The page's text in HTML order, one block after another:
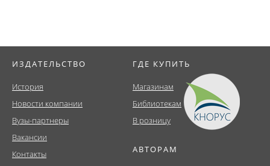
ИЗДАТЕЛЬСТВО
История
Новости компании
Вузы-партнеры
Вакансии
Контакты
ГДЕ КУПИТЬ
Магазинам
Библиотекам
В розницу
АВТОРАМ